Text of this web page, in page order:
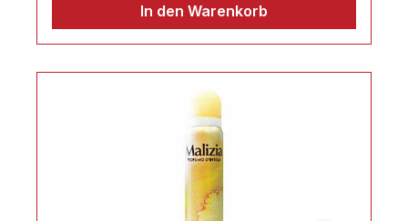
In den Warenkorb
Ihr Produktvergleich ist voll